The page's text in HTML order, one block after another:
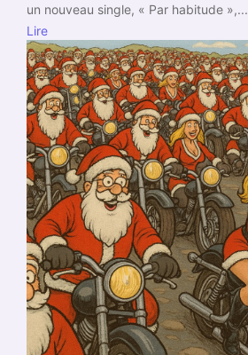
un nouveau single, « Par habitude »,...
Lire